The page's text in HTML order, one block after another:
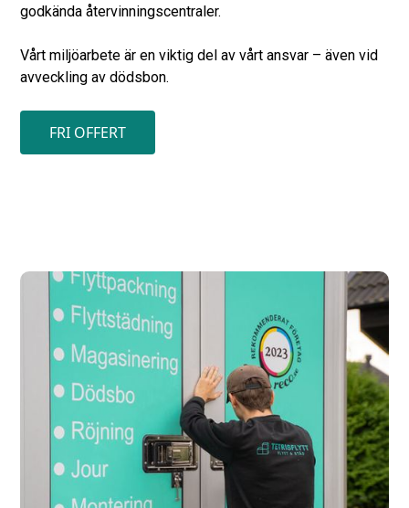
godkända återvinningscentraler.
Vårt miljöarbete är en viktig del av vårt ansvar – även vid
avveckling av dödsbon.
FRI OFFERT